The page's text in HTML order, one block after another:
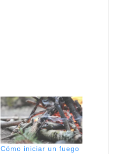
Cómo iniciar un fuego